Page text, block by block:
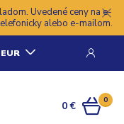
Uvedené ceny na e-
alebo e-mailom.
EUR
0
0 €